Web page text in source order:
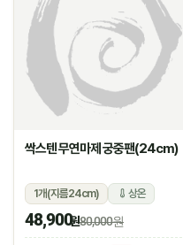
싹스텐 무연마제 궁중팬(24cm)
1개(지름24cm) 상온
48,900원80,000원